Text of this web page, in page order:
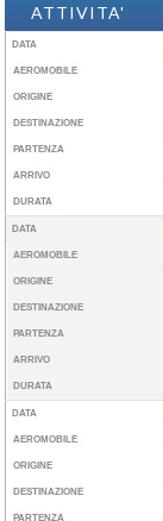
ATTIVITA'
DATA
AEROMOBILE
ORIGINE
DESTINAZIONE
PARTENZA
ARRIVO
DURATA
DATA
AEROMOBILE
ORIGINE
DESTINAZIONE
PARTENZA
ARRIVO
DURATA
DATA
AEROMOBILE
ORIGINE
DESTINAZIONE
PARTENZA